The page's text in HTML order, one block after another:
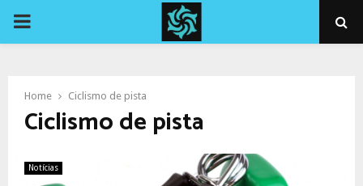
PRIMARY
Home Ciclismo de pista
Ciclismo de pista
Notícias